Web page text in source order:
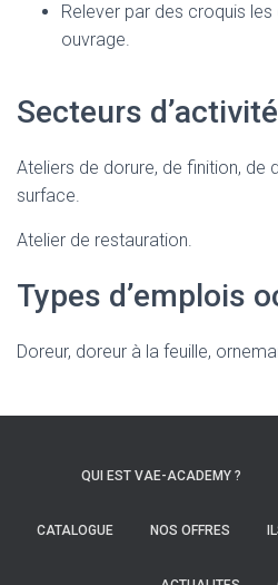
Relever par des croquis les
ouvrage.
Secteurs d’activité
Ateliers de dorure, de finition, de
surface.
Atelier de restauration.
Types d’emplois
Doreur, doreur à la feuille,
QUI EST VAE-ACADEMY ?
CATALOGUE NOS OFFRES